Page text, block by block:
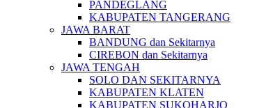
PANDEGLANG
KABUPATEN TANGERANG
JAWA BARAT
BANDUNG dan Sekitarnya
CIREBON dan Sekitarnya
JAWA TENGAH
SOLO DAN SEKITARNYA
KABUPATEN KLATEN
KABUPATEN SUKOHARJO